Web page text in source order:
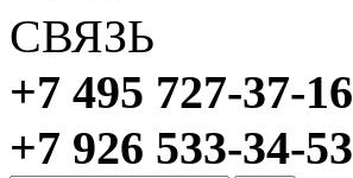
+7 495 727-37-16
+7 926 533-34-53